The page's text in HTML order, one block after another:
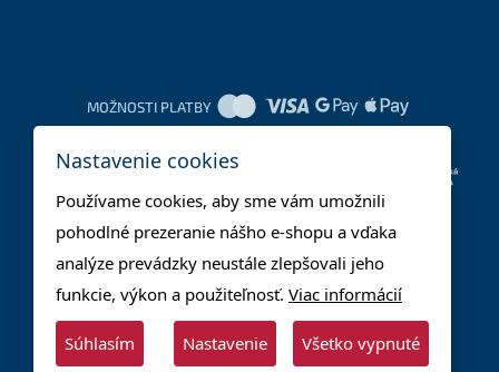
MOŽNOSTI PLATBY
Nastavenie cookies
Používame cookies, aby sme vám umožnili
pohodlné prezeranie nášho e-shopu a vďaka
analýze prevádzky neustále zlepšovali jeho
funkcie, výkon a použiteľnosť. Viac informácií
Súhlasím Nastavenie Všetko vypnuté